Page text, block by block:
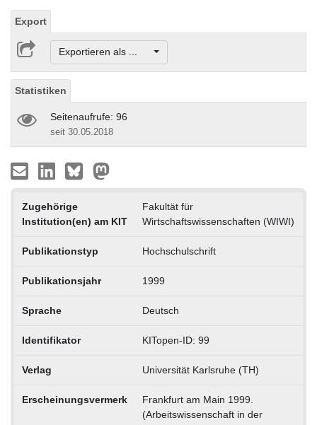
Export
Exportieren als ...
Statistiken
Seitenaufrufe: 96
seit 30.05.2018
Zugehörige
Institution(en) am KIT
Fakultät für
Wirtschaftswissenschaften (WIWI)
Publikationstyp Hochschulschrift
Publikationsjahr 1999
Sprache Deutsch
Identifikator KITopen-ID: 99
Verlag Universität Karlsruhe (TH)
Erscheinungsvermerk
Frankfurt am Main 1999.
(Arbeitswissenschaft in der